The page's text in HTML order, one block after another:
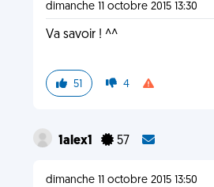
dimanche 11 octobre 2015 13:30
Va savoir ! ^^
51 4
1alex1 57
dimanche 11 octobre 2015 13:50